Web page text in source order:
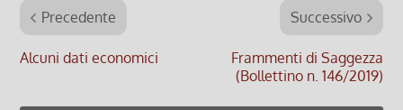
Precedente
Alcuni dati economici
Successivo
Frammenti di Saggezza
(Bollettino n. 146/2019)